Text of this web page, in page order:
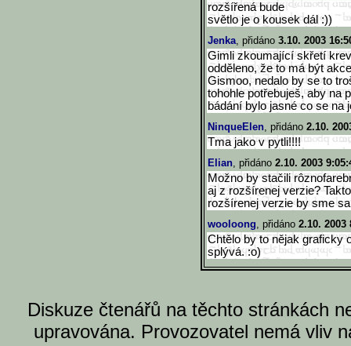
rozšířená bude
světlo je o kousek dál :))
Jenka, přidáno 3.10. 2003
Gimli zkoumající skřetí
odděleno, že to má být
Gismoo, nedalo by se to
tohohle potřebuješ, aby na
bádání bylo jasné co se na
NinqueElen, přidáno 2.10.
Tma jako v pytli!!!!
Elian, přidáno 2.10. 2003
Možno by stačili
aj z rozšírenej verzie?
rozšírenej verzie by sme
wooloong, přidáno 2.10. 2003
Chtělo by to nějak graficky
splývá. :o)
Diskuze čtenářů na těchto stránkách
upravována. Provozovatel nemá vliv